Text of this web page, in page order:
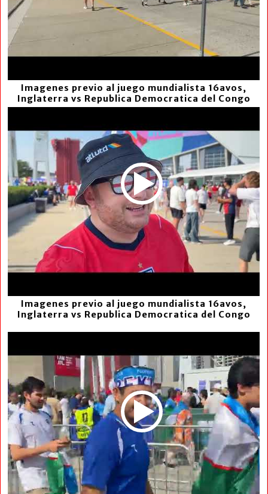
Imagenes previo al juego mundialista 16avos,
Inglaterra vs Republica Democratica del Congo
Imagenes previo al juego mundialista 16avos,
Inglaterra vs Republica Democratica del Congo